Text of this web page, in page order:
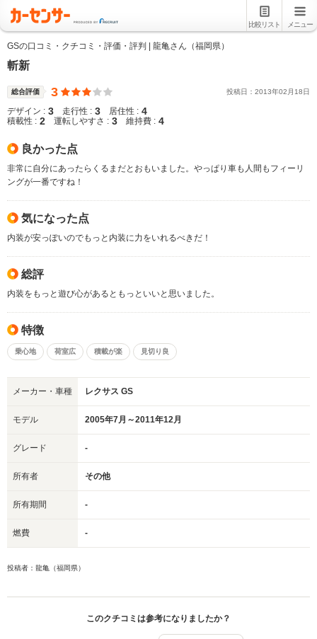
比較リスト メニュー
GSの口コミ・クチコミ・評価・評判 | 龍亀さん（福岡県）
斬新
総合評価 3 投稿日： 2013年02 月 18日
デザイン : 3 走行性 : 3 居住性 : 4
積載性 : 2 運転しやすさ : 3 維持費 : 4
良かった点
非常に自分にあったらくるまだとおもいました。やっぱり車も人間もフィーリ
ングが一番ですね！
気になった点
内装が安っぽいのでもっと内装に力をいれるべきだ！
総評
内装をもっと遊び心があるともっといいと思いました。
特徴
乗心地 荷室広 積載が楽 見切り良
メーカー・車種 レクサス GS
モデル 2005年7月～2011年12月
グレード -
所有者 その他
所有期間 -
燃費 -
投稿者：龍亀（福岡県）
このクチコミは参考になりましたか？